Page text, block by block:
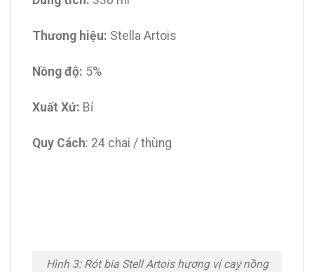
Thương hiệu: Stella Artois
Nồng độ: 5%
Xuất Xứ: Bỉ
Quy Cách: 24 chai / thùng
Hình 3: Rót bia Stell Artois hương vị cay nồng